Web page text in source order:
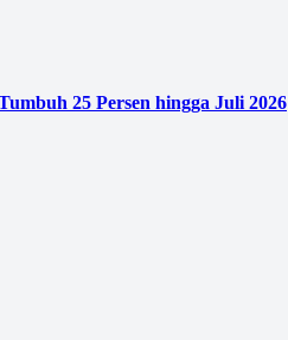
25 Persen hingga Juli 2026